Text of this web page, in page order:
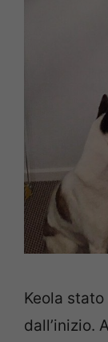
Keola
dall’inizio.